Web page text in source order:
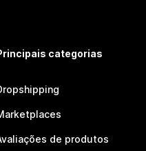
categorias
de produtos